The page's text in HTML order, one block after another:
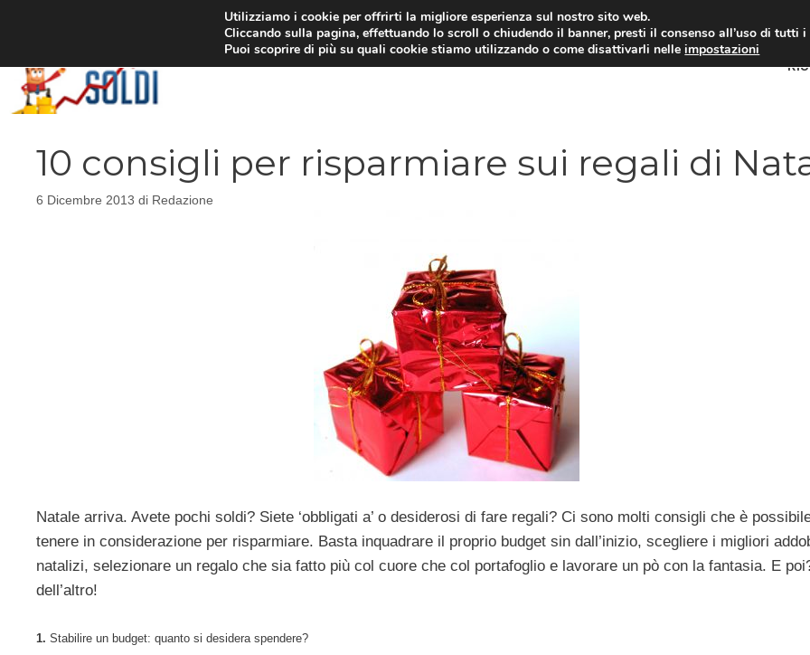
10 consigli per risparmiare sui regali di
6 Dicembre 2013 di Redazione
Natale arriva. Avete pochi soldi? Siete ‘obbligati a’ o desiderosi di fare regali? Ci sono molti consigli che è
tenere in considerazione per risparmiare. Basta inquadrare il proprio budget sin dall’inizio, scegliere i migliori
natalizi, selezionare un regalo che sia fatto più col cuore che col portafoglio e lavorare un pò con la fantasia. E
dell’altro!
1. Stabilire un budget: quanto si desidera spendere?
Utilizziamo i cookie per offrirti la migliore esperienza sul nostro sito web.
Cliccando sulla pagina, effettuando lo scroll o chiudendo il banner, presti il consenso all’uso di tutti
Puoi scoprire di più su quali cookie stiamo utilizzando o come disattivarli nelleimpostazioni